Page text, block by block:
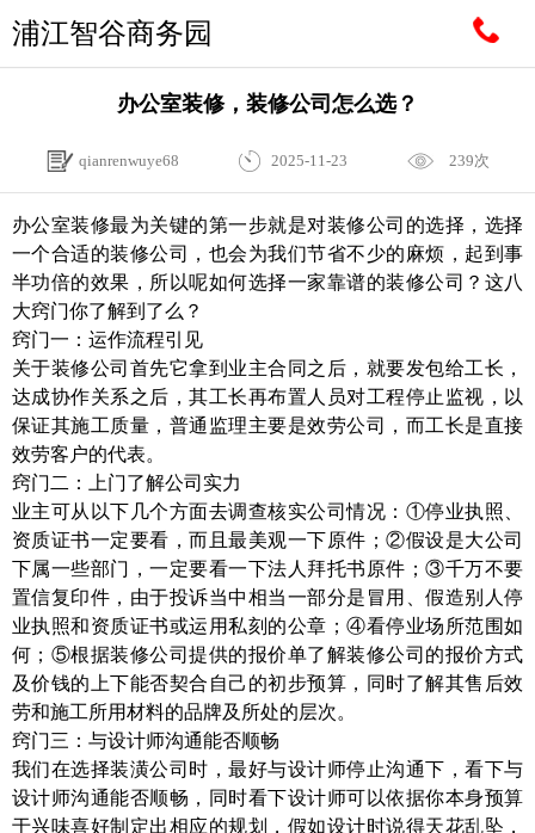
浦江智谷商务园
办公室装修，装修公司怎么选？
qianrenwuye68 2025-11-23 239次
办公室装修最为关键的第一步就是对装修公司的选择，选择
一个合适的装修公司，也会为我们节省不少的麻烦，起到事
半功倍的效果，所以呢如何选择一家靠谱的装修公司？这八
大窍门你了解到了么？
窍门一：运作流程引见
关于装修公司首先它拿到业主合同之后，就要发包给工长，
达成协作关系之后，其工长再布置人员对工程停止监视，以
保证其施工质量，普通监理主要是效劳公司，而工长是直接
效劳客户的代表。
窍门二：上门了解公司实力
业主可从以下几个方面去调查核实公司情况：①停业执照、
资质证书一定要看，而且最美观一下原件；②假设是大公司
下属一些部门，一定要看一下法人拜托书原件；③千万不要
置信复印件，由于投诉当中相当一部分是冒用、假造别人停
业执照和资质证书或运用私刻的公章；④看停业场所范围如
何；⑤根据装修公司提供的报价单了解装修公司的报价方式
及价钱的上下能否契合自己的初步预算，同时了解其售后效
劳和施工所用材料的品牌及所处的层次。
窍门三：与设计师沟通能否顺畅
我们在选择装潢公司时，最好与设计师停止沟通下，看下与
设计师沟通能否顺畅，同时看下设计师可以依据你本身预算
于兴味喜好制定出相应的规划，假如设计时说得天花乱坠，